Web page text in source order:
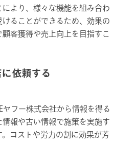
より、様々な機能を組み合わ
ることができるため、効果の
客獲得や売上向上を目指すこ
依頼する
ヤフー株式会社から情報を得る
報や古い情報で施策を実施す
。コストや労力の割に効果が芳